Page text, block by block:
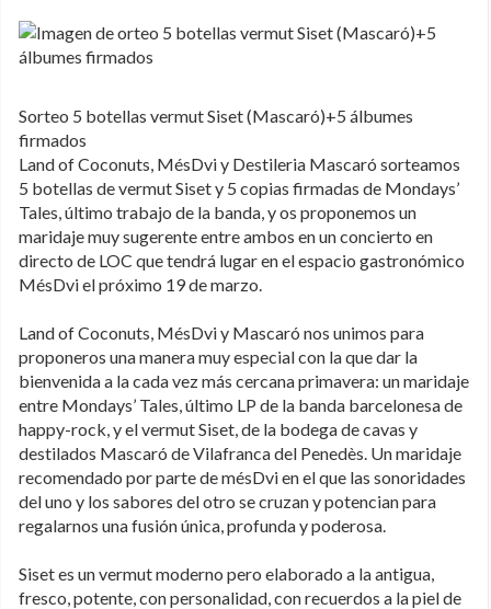
Sorteo 5 botellas vermut Siset (Mascaró)+5 álbumes
firmados
Land of Coconuts, MésDvi y Destileria Mascaró sorteamos
5 botellas de vermut Siset y 5 copias firmadas de Mondays’
Tales, último trabajo de la banda, y os proponemos un
maridaje muy sugerente entre ambos en un concierto en
directo de LOC que tendrá lugar en el espacio gastronómico
MésDvi el próximo 19 de marzo.
Land of Coconuts, MésDvi y Mascaró nos unimos para
proponeros una manera muy especial con la que dar la
bienvenida a la cada vez más cercana primavera: un maridaje
entre Mondays’ Tales, último LP de la banda barcelonesa de
happy-rock, y el vermut Siset, de la bodega de cavas y
destilados Mascaró de Vilafranca del Penedès. Un maridaje
recomendado por parte de mésDvi en el que las sonoridades
del uno y los sabores del otro se cruzan y potencian para
regalarnos una fusión única, profunda y poderosa.
Siset es un vermut moderno pero elaborado a la antigua,
fresco, potente, con personalidad, con recuerdos a la piel de